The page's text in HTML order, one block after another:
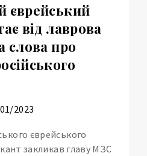
єврейський
від лаврова
слова про
2023
єврейського
закликав главу МЗС